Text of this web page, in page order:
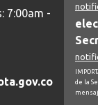
7:00am -
de la